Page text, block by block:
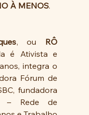
À MENOS.
, ou RÔ
é Ativista e
integra o
Fórum de
fundadora
– Rede de